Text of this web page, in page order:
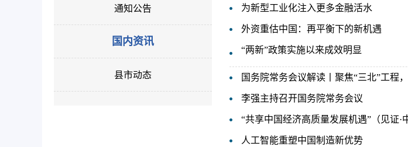
通知公告
国内资讯
县市动态
为新型工业化注入更多金融活水
外资重估中国：再平衡下的新机遇
“两新”政策实施以来成效明显
国务院常务会议解读丨聚焦“三北”工程
李强主持召开国务院常务会议
“共享中国经济高质量发展机遇”（见证·
人工智能重塑中国制造新优势